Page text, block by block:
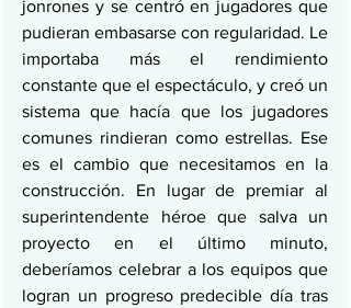
jonrones y se centró en jugadores que
pudieran embasarse con regularidad. Le
importaba más el rendimiento
constante que el espectáculo, y creó un
sistema que hacía que los jugadores
comunes rindieran como estrellas. Ese
es el cambio que necesitamos en la
construcción. En lugar de premiar al
superintendente héroe que salva un
proyecto en el último minuto,
deberíamos celebrar a los equipos que
logran un progreso predecible día tras